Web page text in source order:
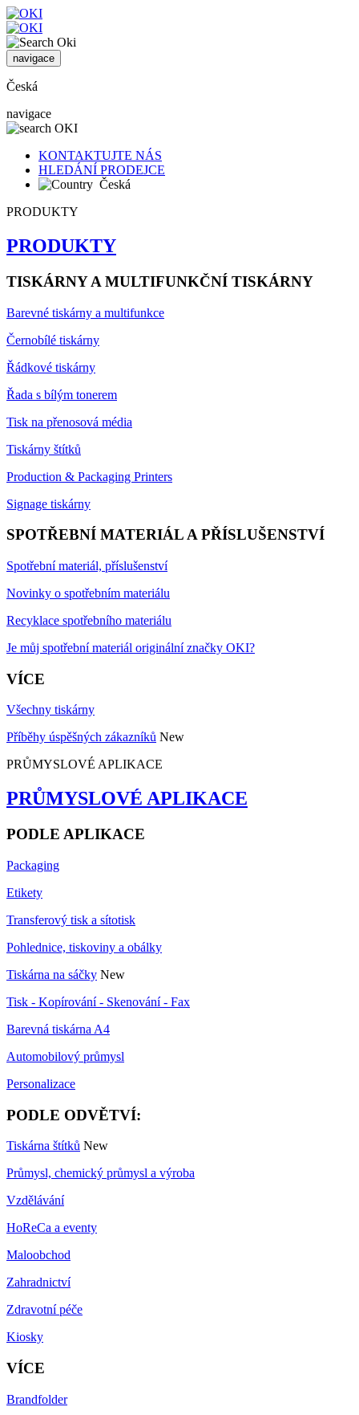
navigace
Česká
navigace
KONTAKTUJTE NÁS
HLEDÁNÍ PRODEJCE
Česká
PRODUKTY
PRODUKTY
TISKÁRNY A MULTIFUNKČNÍ TISKÁRNY
Barevné tiskárny a multifunkce
Černobílé tiskárny
Řádkové tiskárny
Řada s bílým tonerem
Tisk na přenosová média
Tiskárny štítků
Production & Packaging Printers
Signage tiskárny
SPOTŘEBNÍ MATERIÁL A PŘÍSLUŠENSTVÍ
Spotřební materiál, příslušenství
Novinky o spotřebním materiálu
Recyklace spotřebního materiálu
Je můj spotřební materiál originální značky OKI?
VÍCE
Všechny tiskárny
Příběhy úspěšných zákazníků New
PRŮMYSLOVÉ APLIKACE
PRŮMYSLOVÉ APLIKACE
PODLE APLIKACE
Packaging
Etikety
Transferový tisk a sítotisk
Pohlednice, tiskoviny a obálky
Tiskárna na sáčky New
Tisk - Kopírování - Skenování - Fax
Barevná tiskárna A4
Automobilový průmysl
Personalizace
PODLE ODVĚTVÍ:
Tiskárna štítků New
Průmysl, chemický průmysl a výroba
Vzdělávání
HoReCa a eventy
Maloobchod
Zahradnictví
Zdravotní péče
Kiosky
VÍCE
Brandfolder